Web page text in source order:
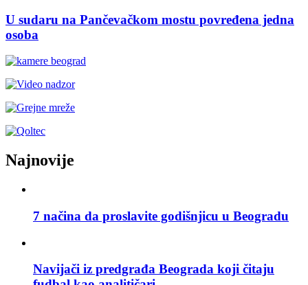
U sudaru na Pančevačkom mostu povređena jedna
osoba
Najnovije
7 načina da proslavite godišnjicu u Beogradu
Navijači iz predgrađa Beograda koji čitaju